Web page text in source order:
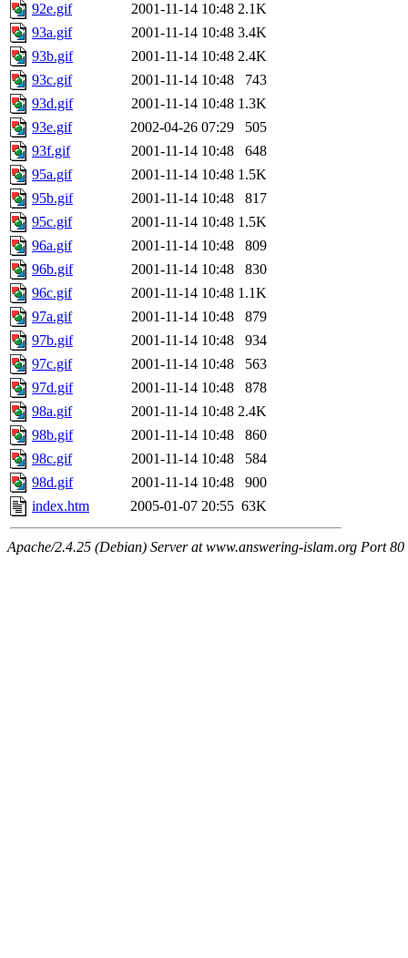
92e.gif
2001-11-14 10:48 2.1K
93a.gif
2001-11-14 10:48 3.4K
93b.gif
2001-11-14 10:48 2.4K
93c.gif
2001-11-14 10:48
743
93d.gif
2001-11-14 10:48 1.3K
93e.gif
2002-04-26 07:29
505
93f.gif
2001-11-14 10:48
648
95a.gif
2001-11-14 10:48 1.5K
95b.gif
2001-11-14 10:48
817
95c.gif
2001-11-14 10:48 1.5K
96a.gif
2001-11-14 10:48
809
96b.gif
2001-11-14 10:48
830
96c.gif
2001-11-14 10:48 1.1K
97a.gif
2001-11-14 10:48
879
97b.gif
2001-11-14 10:48
934
97c.gif
2001-11-14 10:48
563
97d.gif
2001-11-14 10:48
878
98a.gif
2001-11-14 10:48 2.4K
98b.gif
2001-11-14 10:48
860
98c.gif
2001-11-14 10:48
584
98d.gif
2001-11-14 10:48
900
index.htm
2005-01-07 20:55 63K
Apache/2.4.25 (Debian) Server at www.answering-islam.org Port 80